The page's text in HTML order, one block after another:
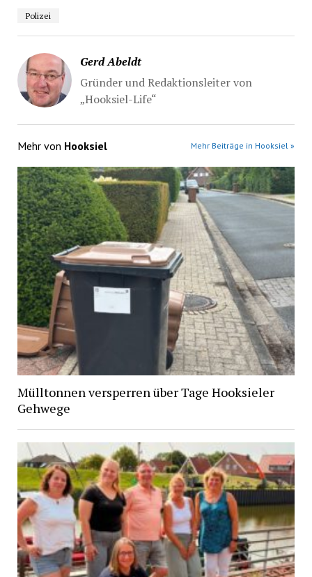
Polizei
Gerd Abeldt
Gründer und Redaktionsleiter von
„Hooksiel-Life“
Mehr von Hooksiel Mehr Beiträge in Hooksiel »
Mülltonnen versperren über Tage Hooksieler
Gehwege